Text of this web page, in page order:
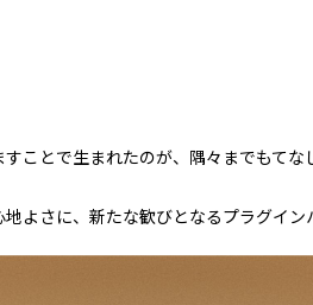
ことで生まれたのが、隅々までもてな
よさに、新たな歓びとなるプラグイン